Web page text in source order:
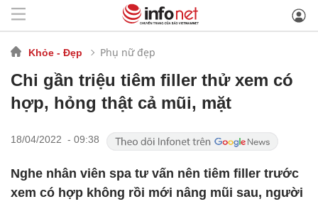
Khỏe - Đẹp Phụ nữ đẹp
Chi gần triệu tiêm filler thử xem có
hợp, hỏng thật cả mũi, mặt
18/04/2022 - 09:38
Nghe nhân viên spa tư vấn nên tiêm filler trước
xem có hợp không rồi mới nâng mũi sau, người